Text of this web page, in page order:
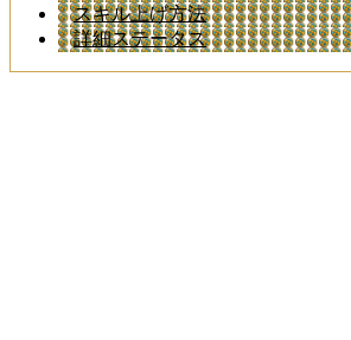
スキル上げ方法
詳細ステータス